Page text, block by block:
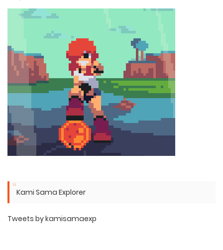
Kami Sama Explorer
Tweets by kamisamaexp